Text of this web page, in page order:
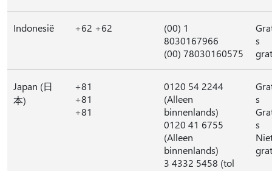
Indonesië +62 +62
(00) 1
8030167966
(00) 78030160575
s
Japan (日
本)
+81
+81
+81
0120 54 2244
(Alleen
binnenlands)
0120 41 6755
(Alleen
binnenlands)
3 4332 5458 (tol
s
s